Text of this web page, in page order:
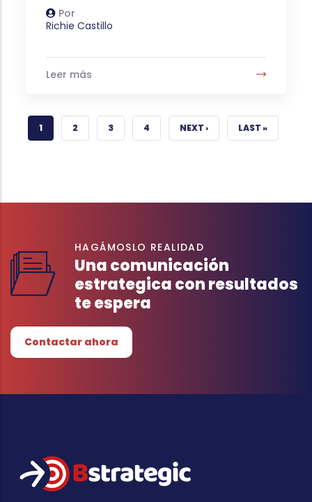
Por
Autor
Richie Castillo
Leer más
CURRENT PAGE
1 PAGE
2 PAGE
3 PAGE
4 NEXT PAGE
NEXT › LAST PAGE
LAST »
HAGÁMOSLO REALIDAD
Una comunicación
estrategica con resultados
te espera
Contactar ahora